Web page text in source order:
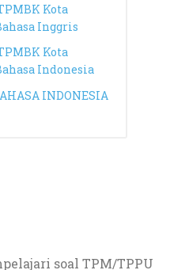
Kota
Inggris
Kota
Indonesia
INDONESIA
soal TPM/TPPU